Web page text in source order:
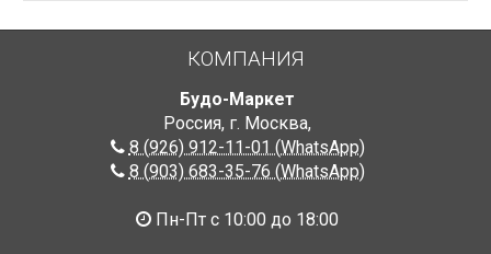
КОМПАНИЯ
Будо-Маркет
Россия, г. Москва,
8 (926) 912-11-01 (WhatsApp)
8 (903) 683-35-76 (WhatsApp)
Пн-Пт с 10:00 до 18:00